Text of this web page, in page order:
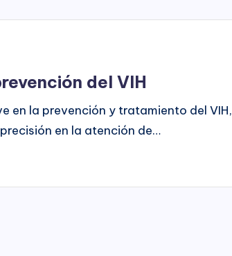
del VIH
en la prevención y tratamiento del VIH,
en la atención de…